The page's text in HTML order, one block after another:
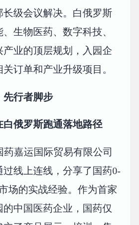
长级会议解决。白俄罗斯
生物医药、数字科技、
产业的顶层规划，入园企
订单和产业升级项目。
先行者脚步
白俄罗斯跑通落地路径
药嘉运国际贸易有限公司
过线上连线，分享了国药0-
场的实战经验。作为首家
的中国医药企业，国药仅